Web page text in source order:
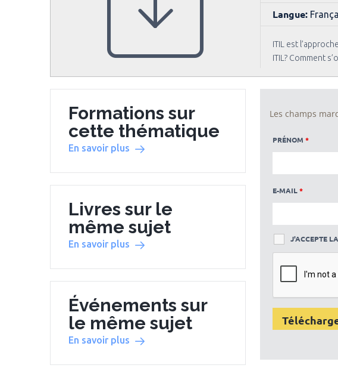
Langue:
ITIL est
ITIL? Comment
Formations sur
cette thématique
En savoir plus
Livres sur le
même sujet
En savoir plus
Événements sur
le même sujet
En savoir plus
Les champs
PRÉNOM*
E-MAIL*
J'ACCEPTE LA